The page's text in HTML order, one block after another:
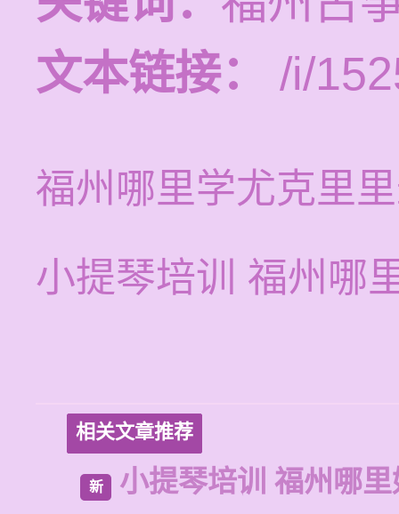
文本链接：
/i/
福州哪里学尤克里
小提琴培训 福州哪
相关文章推荐
新 小提琴培训 福州哪